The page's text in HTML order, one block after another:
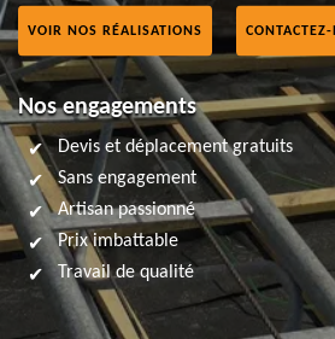
VOIR NOS RÉALISATIONS
Nos engagements
Devis et déplacement gratuits
Sans engagement
Artisan passionné
Prix imbattable
Travail de qualité